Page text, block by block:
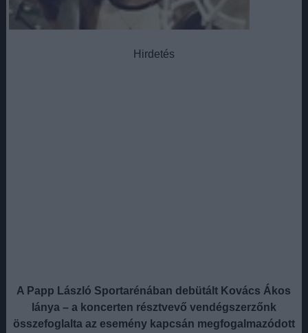
Hirdetés
A Papp László Sportarénában debütált Kovács Ákos
lánya – a koncerten résztvevő vendégszerzőnk
összefoglalta az esemény kapcsán megfogalmazódott